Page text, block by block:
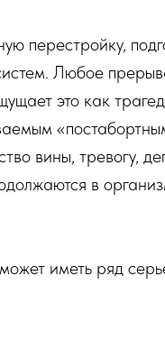
перестройку,
Любое
это как
вины, тревогу,
в
иметь ряд